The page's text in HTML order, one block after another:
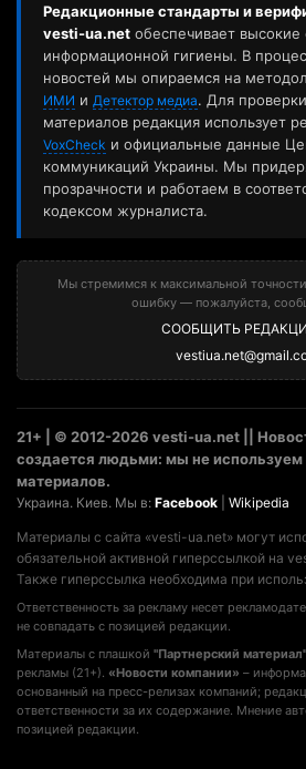
Редакционные стандарты и
vesti-ua.net обеспечивает высокие
информационной гигиены. В
новостей мы опираемся на
ИМИ и Детектор медиа. Для
материалов редакция использует
VoxCheck и официальные данные
коммуникаций Украины. Мы
прозрачности и работаем в
кодексом журналиста.
Мы стремимся к максимальной
ошибку — пожалуйста,
СООБЩИТЬ
21+ | © 2012-2026 vesti-ua.net ||
создается людьми: мы не
материалов.
Украина. Киев. Мы в: Facebook Wikipedia
Материалы с сайта «vesti-ua.net» могут
обязательной активной гиперссылкой на
Также гиперссылка необходима при
Ответственность за рекламу несет
не совпадать с позицией редакции.
Материалы с плашкой "Партнерский материал"
рекламы (21+). «Новости компании» –
основанный на пресс-релизах компаний;
ответственности за их содержание. Мнение
позицией редакции.